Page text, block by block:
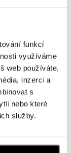
funkcí
využíváme
web používáte,
inzerci a
s
nebo které
služby.